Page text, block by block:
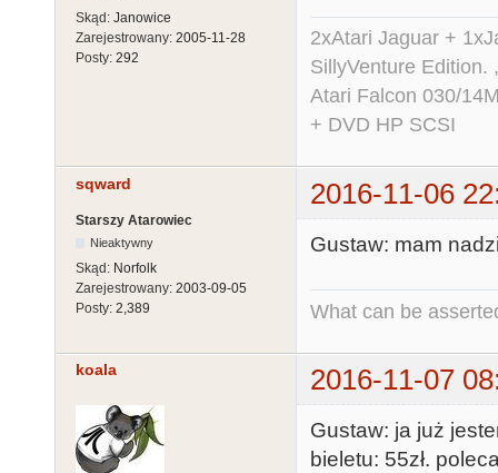
Skąd: Janowice
Zarejestrowany: 2005-11-28
Posty: 292
2xAtari Jaguar +
SillyVenture Edition.
Atari Falcon 030/
+ DVD HP SCSI
sqward 2016-11-06
Starszy Atarowiec
Nieaktywny
Skąd: Norfolk
Zarejestrowany: 2003-09-05
Posty: 2,389
Gustaw: mam
What can be
koala 2016-11-07
Gustaw: ja już
bieletu: 55zł.